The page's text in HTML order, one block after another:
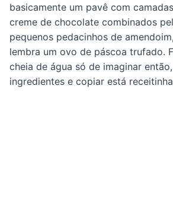
basicamente um pavê com
creme de chocolate combinados
pequenos pedacinhos de
lembra um ovo de páscoa trufado.
cheia de água só de imaginar
ingredientes e copiar está